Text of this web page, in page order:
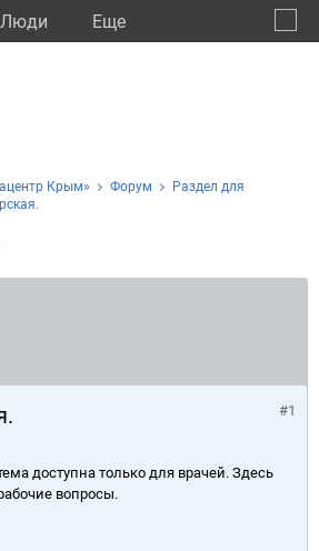
Люди Eще
Крым» Форум
Раздел для
#1
доступна только для врачей. Здесь
вопросы.